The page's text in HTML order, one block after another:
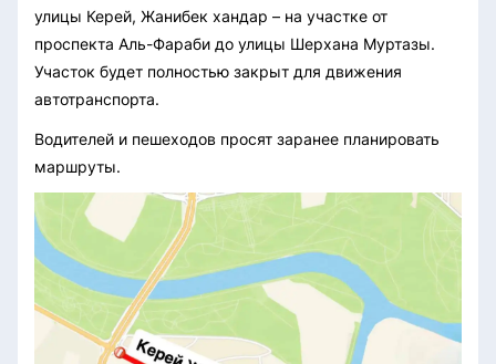
улицы Керей, Жанибек хандар – на участке от
проспекта Аль-Фараби до улицы Шерхана Муртазы.
Участок будет полностью закрыт для движения
автотранспорта.
Водителей и пешеходов просят заранее планировать
маршруты.